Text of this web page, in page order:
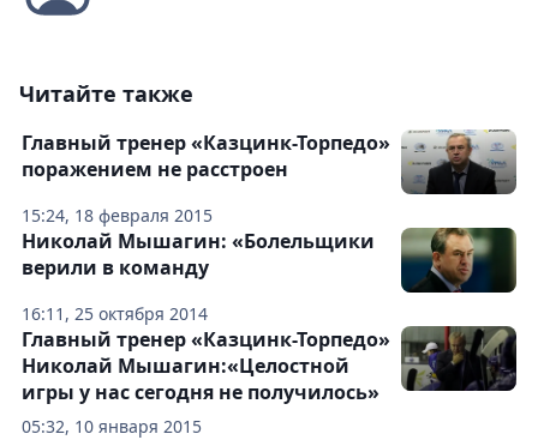
Читайте также
15:24, 18 февраля 2015
Главный тренер «Казцинк-Торпедо»
поражением не расстроен
16:11, 25 октября 2014
Николай Мышагин: «Болельщики
верили в команду
05:32, 10 января 2015
Главный тренер «Казцинк-Торпедо»
Николай Мышагин:«Целостной
игры у нас сегодня не получилось»